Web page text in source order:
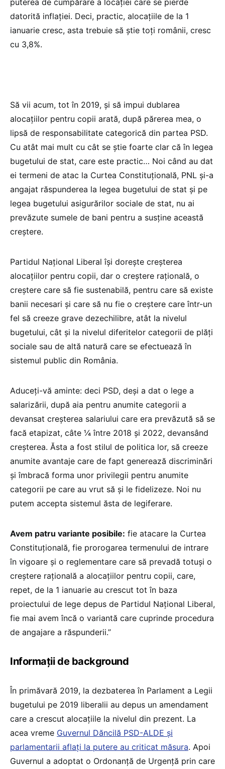
puterea de cumpărare a locației care se pierde
datorită inflației. Deci, practic, alocațiile de la 1
ianuarie cresc, asta trebuie să știe toți românii, cresc
cu 3,8%.
Să vii acum, tot în 2019, și să impui dublarea
alocațiilor pentru copii arată, după părerea mea, o
lipsă de responsabilitate categorică din partea PSD.
Cu atât mai mult cu cât se știe foarte clar că în legea
bugetului de stat, care este practic… Noi când au dat
ei termeni de atac la Curtea Constituțională, PNL și-a
angajat răspunderea la legea bugetului de stat și pe
legea bugetului asigurărilor sociale de stat, nu ai
prevăzute sumele de bani pentru a susține această
creștere.
Partidul Național Liberal își dorește creșterea
alocațiilor pentru copii, dar o creștere rațională, o
creștere care să fie sustenabilă, pentru care să existe
banii necesari și care să nu fie o creștere care într-un
fel să creeze grave dezechilibre, atât la nivelul
bugetului, cât și la nivelul diferitelor categorii de plăți
sociale sau de altă natură care se efectuează în
sistemul public din România.
Aduceți-vă aminte: deci PSD, deși a dat o lege a
salarizării, după aia pentru anumite categorii a
devansat creșterea salariului care era prevăzută să se
facă etapizat, câte ¼ între 2018 și 2022, devansând
creșterea. Ăsta a fost stilul de politica lor, să creeze
anumite avantaje care de fapt generează discriminări
și îmbracă forma unor privilegii pentru anumite
categorii pe care au vrut să și le fidelizeze. Noi nu
putem accepta sistemul ăsta de legiferare.
Avem patru variante posibile: fie atacare la Curtea
Constituțională, fie prorogarea termenului de intrare
în vigoare și o reglementare care să prevadă totuși o
creștere rațională a alocațiilor pentru copii, care,
repet, de la 1 ianuarie au crescut tot în baza
proiectului de lege depus de Partidul Național Liberal,
fie mai avem încă o variantă care cuprinde procedura
de angajare a răspunderii.”
Informații de background
În primăvară 2019, la dezbaterea în Parlament a Legii
bugetului pe 2019 liberalii au depus un amendament
care a crescut alocaţiile la nivelul din prezent. La
acea vreme Guvernul Dăncilă PSD-ALDE şi
parlamentarii aflaţi la putere au criticat măsura. Apoi
Guvernul a adoptat o Ordonanţă de Urgenţă prin care